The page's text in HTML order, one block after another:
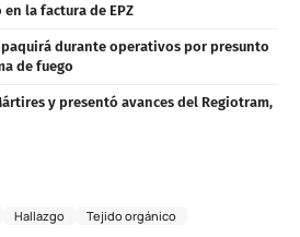
la factura de EPZ
durante operativos por presunto
de fuego
y presentó avances del Regiotram,
Hallazgo Tejido orgánico